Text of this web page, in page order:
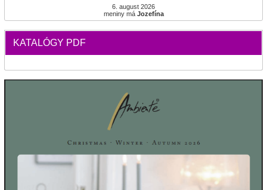
6. august 2026
meniny má Jozefína
KATALÓGY PDF